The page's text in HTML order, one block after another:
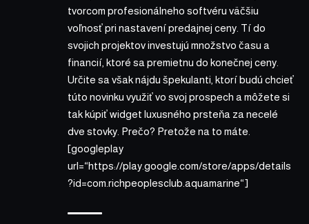
tvorcom profesionálneho softvéru väčšiu
voľnosť pri nastavení predajnej ceny. Tí do
svojich projektov investujú množstvo času a
financií, ktoré sa premietnu do konečnej ceny.
Určite sa však nájdu špekulanti, ktorí budú chcieť
túto novinku využiť vo svoj prospech a môžete si
tak kúpiť widget luxusného prsteňa za necelé
dve stovky. Prečo? Pretože na to máte.
[googleplay
url=“https://play.google.com/store/apps/details
?id=com.richpeoplesclub.aquamarine“]